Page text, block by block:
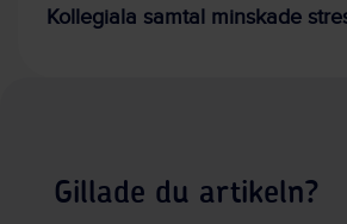
Kollegiala samtal minskade
Gillade du artikeln?